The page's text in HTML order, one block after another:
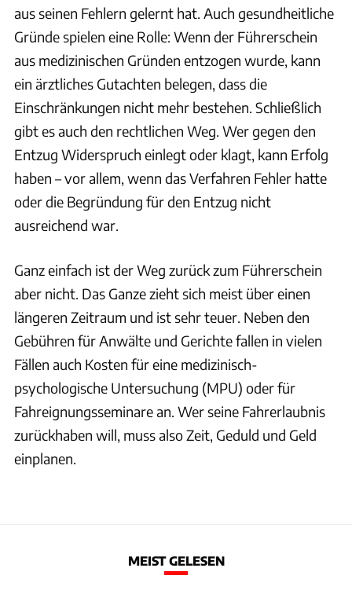
aus seinen Fehlern gelernt hat. Auch gesundheitliche
Gründe spielen eine Rolle: Wenn der Führerschein
aus medizinischen Gründen entzogen wurde, kann
ein ärztliches Gutachten belegen, dass die
Einschränkungen nicht mehr bestehen. Schließlich
gibt es auch den rechtlichen Weg. Wer gegen den
Entzug Widerspruch einlegt oder klagt, kann Erfolg
haben – vor allem, wenn das Verfahren Fehler hatte
oder die Begründung für den Entzug nicht
ausreichend war.
Ganz einfach ist der Weg zurück zum Führerschein
aber nicht. Das Ganze zieht sich meist über einen
längeren Zeitraum und ist sehr teuer. Neben den
Gebühren für Anwälte und Gerichte fallen in vielen
Fällen auch Kosten für eine medizinisch-
psychologische Untersuchung (MPU) oder für
Fahreignungsseminare an. Wer seine Fahrerlaubnis
zurückhaben will, muss also Zeit, Geduld und Geld
einplanen.
MEIST GELESEN